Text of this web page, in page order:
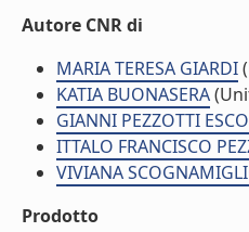
Autore CNR di
MARIA TERESA GIARDI
KATIA BUONASERA
GIANNI PEZZOTTI
ITTALO FRANCISCO
VIVIANA
Prodotto